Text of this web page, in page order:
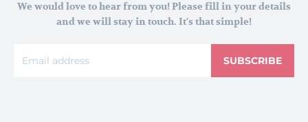
We would love to hear from you! Please fill in your details
and we will stay in touch. It's that simple!
SUBSCRIBE